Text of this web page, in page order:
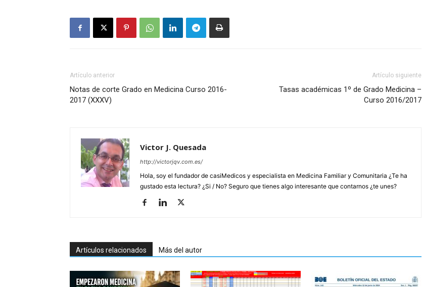
Artículo anterior
Notas de corte Grado en Medicina Curso 2016-
2017 (XXXV)
Artículo siguiente
Tasas académicas 1º de Grado Medicina –
Curso 2016/2017
Victor J. Quesada
http://victorjqv.com.es/
Hola, soy el fundador de casiMedicos y especialista en Medicina Familiar y Comunitaria ¿Te ha
gustado esta lectura? ¿Si / No? Seguro que tienes algo interesante que contarnos ¿te unes?
Artículos relacionados Más del autor